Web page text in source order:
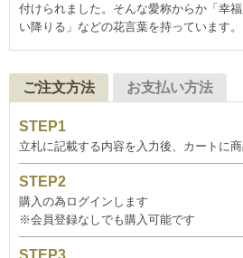
付けられました。そんな愛称からか「幸
い降りる」などの花言葉を持っています。
ご注文方法 お支払い方法
立札に記載する内容を入力後、カートに
購入の為ログインします
※会員登録なしでも購入可能です